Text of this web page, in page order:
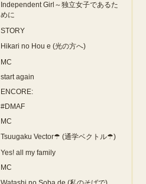
Independent Girl～独立女子であるた
めに
STORY
Hikari no Hou e (光の方へ)
MC
start again
ENCORE:
#DMAF
MC
Tsuugaku Vector☂ (通学ベクトル☂)
Yes! all my family
MC